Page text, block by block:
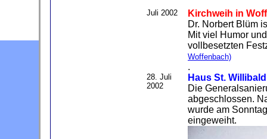
Juli 2002
Kirchweih in
Dr. Norbert Blüm
Mit viel Humor
vollbesetzten
Woffenbach)
.
28. Juli
2002
Haus St.
Die
abgeschlossen.
wurde am
eingeweiht.